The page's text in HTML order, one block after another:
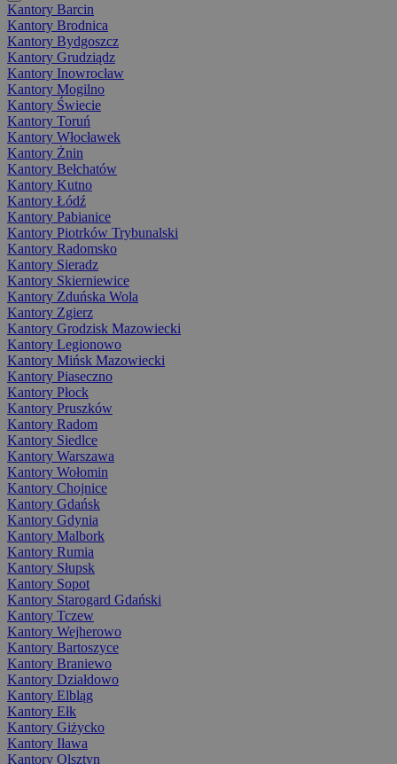
Kantory Barcin
Kantory Brodnica
Kantory Bydgoszcz
Kantory Grudziądz
Kantory Inowrocław
Kantory Mogilno
Kantory Świecie
Kantory Toruń
Kantory Włocławek
Kantory Żnin
Kantory Bełchatów
Kantory Kutno
Kantory Łódź
Kantory Pabianice
Kantory Piotrków Trybunalski
Kantory Radomsko
Kantory Sieradz
Kantory Skierniewice
Kantory Zduńska Wola
Kantory Zgierz
Kantory Grodzisk Mazowiecki
Kantory Legionowo
Kantory Mińsk Mazowiecki
Kantory Piaseczno
Kantory Płock
Kantory Pruszków
Kantory Radom
Kantory Siedlce
Kantory Warszawa
Kantory Wołomin
Kantory Chojnice
Kantory Gdańsk
Kantory Gdynia
Kantory Malbork
Kantory Rumia
Kantory Słupsk
Kantory Sopot
Kantory Starogard Gdański
Kantory Tczew
Kantory Wejherowo
Kantory Bartoszyce
Kantory Braniewo
Kantory Działdowo
Kantory Elbląg
Kantory Ełk
Kantory Giżycko
Kantory Iława
Kantory Olsztyn